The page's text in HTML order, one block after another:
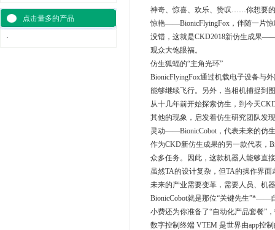
点击量多的产品
·
神奇、惊喜、欢乐、赞叹……你想要
惊艳——BionicFlyingFox，伴随一片惊
没错，这就是CKD2018新仿生成果
观众大饱眼福。
仿生狐蝠的“主角光环”
BionicFlyingFox通过机载电子设备与
能够继续飞行。另外，当相机捕捉到
从十几年前开始探索仿生，到今天
其他的现象，启发着仿生研究团队发
灵动——BionicCobot，代表未来的仿
作为CKD新仿生成果的另一款代表，
众多任务。因此，这款机器人能够直
虽然TA的设计复杂，但TA的操作界
未来的产业需要变革，需要人员、机
BionicCobot就是那位“关键先生”*——
小费还为你准备了“自动化产品套餐”
数字控制终端 VTEM 是世界由app控